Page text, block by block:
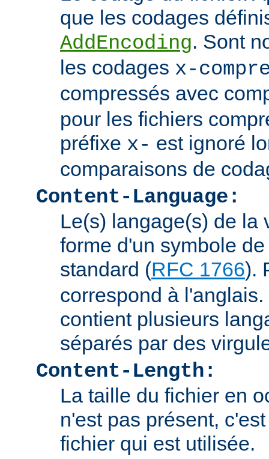
que les codages
AddEncoding. Sont
les codages x-
compressés avec
pour les fichiers
préfixe x- est ignoré
comparaisons de
Content-Language:
Le(s) langage(s) de la
forme d'un symbole
standard (RFC 1766).
correspond à
contient plusieurs
séparés par des
Content-Length:
La taille du fichier en
n'est pas présent,
fichier qui est utilisée.